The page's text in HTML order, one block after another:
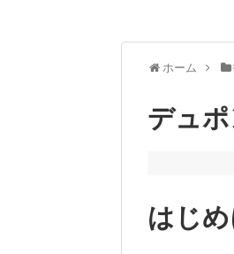
ホーム
デュポ
はじ